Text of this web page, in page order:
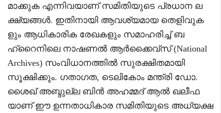
മാക്കുക എന്നിവയാണ് സമിതിയുടെ പ്രധാന ല
ക്ഷ്യങ്ങൾ. ഇതിനായി ആവശ്യമായ തെളിവുക
ളും ആധികാരിക രേഖകളും സമാഹരിച്ച് ബ
ഹ്‌റൈനിലെ നാഷണൽ ആർക്കൈവ്സ് (National
Archives) സംവിധാനത്തിൽ സുരക്ഷിതമായി
സൂക്ഷിക്കും. ഗതാഗത, ടെലികോം മന്ത്രി ഡോ.
ശൈഖ് അബ്ദുല്ല ബിൻ അഹമ്മദ് ആൽ ഖലീഫ
യാണ് ഈ ഉന്നതാധികാര സമിതിയുടെ അധ്യക്ഷ